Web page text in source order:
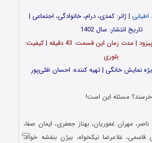
| ژانر: کمدی، درام، خانوادگی، اجتماعی |
تاریخ انتشار: سال 1402
تعداد قسمت‎ها: … اپیزود | مدت زمان این قسمت: 43 دقیقه | کیفیت:
بلوری
مسئله این است!
مهران غفوریان، بهناز جعفری، ایمان صفا،
قاسمی، غلامرضا نیکخواه، بیژن بنفشه خواه،